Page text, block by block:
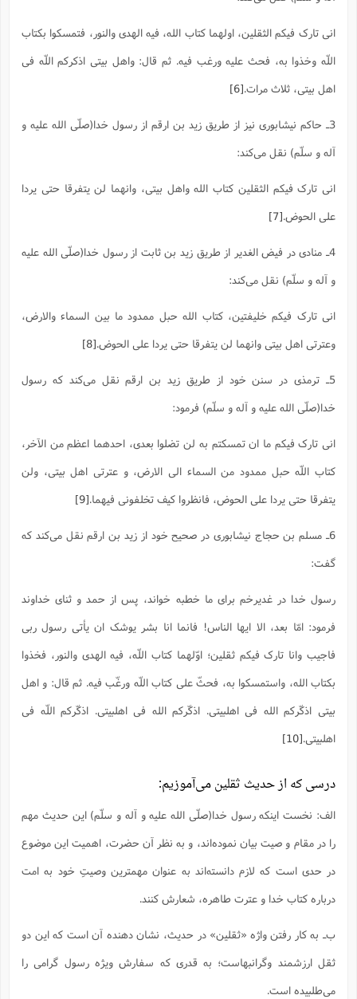
انی تارک فیکم الثقلین، اولهما کتاب الله، فیه الهدی والنور، فتمسکوا بکتاب
اللّه وخذوا به، فحث علیه ورغب فیه. ثم قال: واهل بیتی اذکرکم اللّه فی
اهل بیتی، ثلاث مرات.[6]
3ـ حاکم نیشابوری نیز از طریق زید بن ارقم از رسول خدا(صلّی الله علیه و
آله و سلّم) نقل می‌کند:
انی تارک فیکم الثقلین کتاب الله واهل بیتی، وانهما لن یتفرقا حتی یردا
علی الحوض.[7]
4ـ منادی در فیض الغدیر از طریق زید بن ثابت از رسول خدا(صلّی الله علیه
و آله و سلّم) نقل می‌کند:
انی تارک فیکم خلیفتین، کتاب الله حبل ممدود ما بین السماء والارض،
وعترتی اهل بیتی وانهما لن یتفرقا حتی یردا علی الحوض.[8]
5ـ ترمذی در سنن خود از طریق زید بن ارقم نقل می‌کند که رسول
خدا(صلّی الله علیه و آله و سلّم) فرمود:
انی تارک فیکم ما ان تمسکتم به لن تضلوا بعدی، احدهما اعظم من الآخر،
کتاب اللّه حبل ممدود من السماء الی الارض، و عترتی اهل بیتی، ولن
یتفرقا حتی یردا علی الحوض، فانظروا کیف تخلفونی فیهما.[9]
6ـ مسلم بن حجاج نیشابوری در صحیح خود از زید بن ارقم نقل می‌کند که
گفت:
رسول خدا در غدیرخم برای ما خطبه خواند، پس از حمد و ثنای خداوند
فرمود: امّا بعد، الا ایها الناس! فانما انا بشر یوشک ان یأتی رسول ربی
فاجیب وانا تارک فیکم ثقلین؛ اوّلهما کتاب اللّه، فیه الهدی والنور، فخذوا
بکتاب الله، واستمسکوا به، فحثّ علی کتاب اللّه ورغّب فیه. ثم قال: و اهل
بیتی اذکّرکم الله فی اهلبیتی. اذکّرکم الله فی اهلبیتی. اذکّرکم اللّه فی
اهلبیتی.[10]
درسی که از حدیث ثقلین می‌آموزیم:
الف: نخست اینکه رسول خدا(صلّی الله علیه و آله و سلّم) این حدیث مهم
را در مقام و صیت بیان نموده‌اند، و به نظر آن حضرت، اهمیت این موضوع
در حدی است که لازم دانسته‌اند به عنوان مهمترین وصیتِ خود به امت
درباره کتاب خدا و عترت طاهره، شعارش کنند.
ب‌ـ به کار رفتن واژه «ثقلین» در حدیث، نشان دهنده آن است که این دو
ثقل ارزشمند وگرانبهاست؛ به قدری که سفارش ویژه رسول گرامی را
می‌طلبیده است.